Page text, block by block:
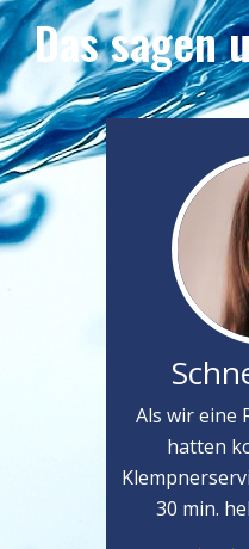
Das sagen
Als wir eine
hatten
30 min.